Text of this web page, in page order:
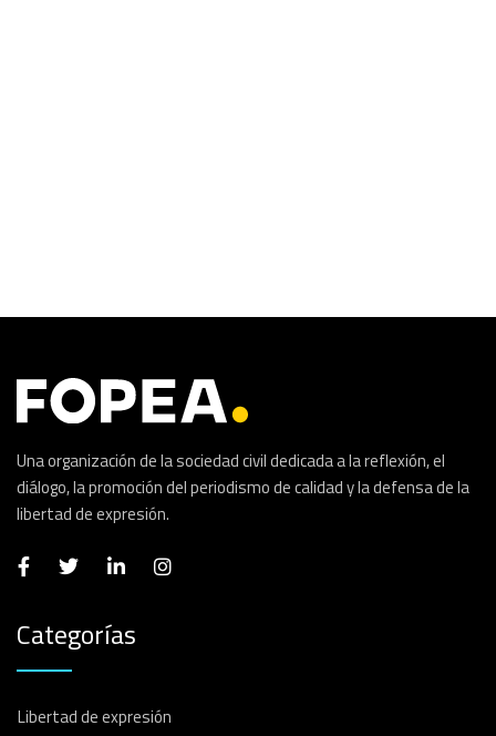
Una organización de la sociedad civil dedicada a la reflexión, el
diálogo, la promoción del periodismo de calidad y la defensa de la
libertad de expresión.
Categorías
Libertad de expresión